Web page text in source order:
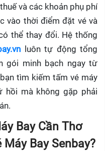
và các khoản phụ phí
vào thời điểm đặt vé và
thể thay đổi. Hệ thống
luôn tự động tổng
gói minh bạch ngay từ
tìm kiếm tấm vé máy
hồi mà không gặp phải
Bay Cần Thơ
Bay Senbay?